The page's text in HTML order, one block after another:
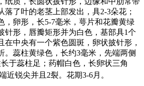
落了叶的老茎上部发出，具2-3朵花；
，卵形，长5-7毫米，萼片和花瓣黄绿
针形，唇瓣矩形并为白色，基部具1个
在中央有一个紫色圆斑，卵状披针形，
。蕊柱黄绿色，长约3毫米，先端两侧
于蕊柱足；药帽白色，长卵状三角
近锐尖并且2裂。花期3-6月。